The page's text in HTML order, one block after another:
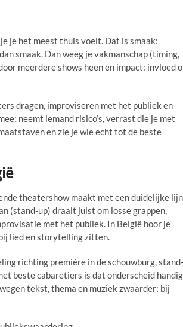
je het meest thuis voelt. Dat is smaak:
smaak. Dan weeg je vakmanschap (timing,
meerdere shows heen en impact: invloed
dragen, improviseren met het publiek en
neemt iemand risico’s, verrast die je met
en zie je wie echt tot de beste
theatershow maakt met een duidelijke
(stand-up) draait juist om losse grappen,
met het publiek. In België hoor je
lied en storytelling zitten.
richting première in de schouwburg, stand-
beste cabaretiers is dat onderscheid
tekst, thema en muziek zwaarder; bij